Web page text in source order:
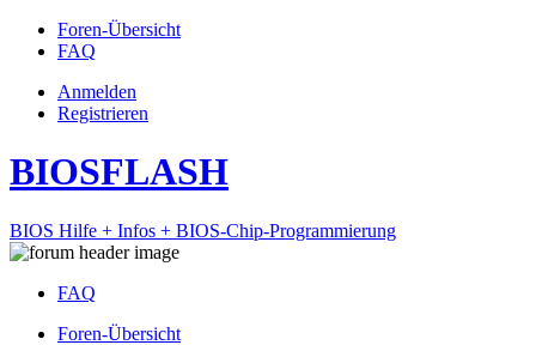
Foren-Übersicht
FAQ
Anmelden
Registrieren
BIOSFLASH
BIOS Hilfe + Infos + BIOS-Chip-Programmierung
FAQ
Foren-Übersicht